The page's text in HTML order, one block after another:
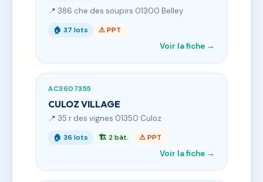
📍 386 che des soupirs 01300 Belley
🏠 37 lots ⚠ PPT
Voir la fiche →
AC3607355
CULOZ VILLAGE
📍 35 r des vignes 01350 Culoz
🏠 36 lots 🏗 2 bât. ⚠ PPT
Voir la fiche →